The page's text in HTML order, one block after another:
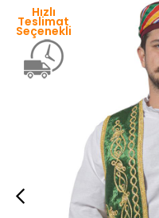
Macuncu Yelek, Fes, Kuşak Seti Yeşil
Hızlı
Teslimat
Seçenekli